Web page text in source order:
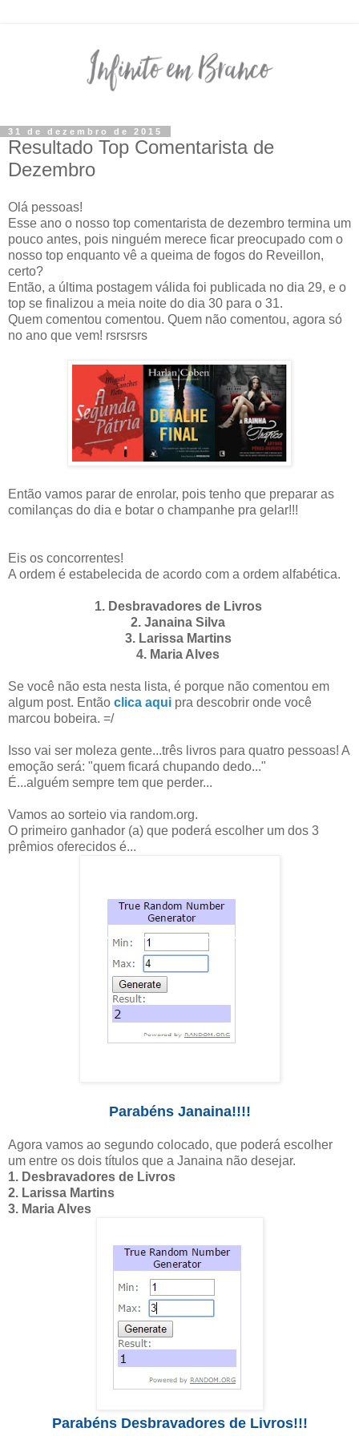
31 de dezembro de 2015
Resultado Top Comentarista de
Dezembro
Olá pessoas!
Esse ano o nosso top comentarista de dezembro termina um
pouco antes, pois ninguém merece ficar preocupado com o
nosso top enquanto vê a queima de fogos do Reveillon,
certo?
Então, a última postagem válida foi publicada no dia 29, e o
top se finalizou a meia noite do dia 30 para o 31.
Quem comentou comentou. Quem não comentou, agora só
no ano que vem! rsrsrsrs
Então vamos parar de enrolar, pois tenho que preparar as
comilanças do dia e botar o champanhe pra gelar!!!
Eis os concorrentes!
A ordem é estabelecida de acordo com a ordem alfabética.
1. Desbravadores de Livros
2. Janaina Silva
3. Larissa Martins
4. Maria Alves
Se você não esta nesta lista, é porque não comentou em
algum post. Então clica aqui pra descobrir onde você
marcou bobeira. =/
Isso vai ser moleza gente...três livros para quatro pessoas! A
emoção será: "quem ficará chupando dedo..."
É...alguém sempre tem que perder...
Vamos ao sorteio via random.org.
O primeiro ganhador (a) que poderá escolher um dos 3
prêmios oferecidos é...
Parabéns Janaina!!!!
Agora vamos ao segundo colocado, que poderá escolher
um entre os dois títulos que a Janaina não desejar.
1. Desbravadores de Livros
2. Larissa Martins
3. Maria Alves
Parabéns Desbravadores de Livros!!!